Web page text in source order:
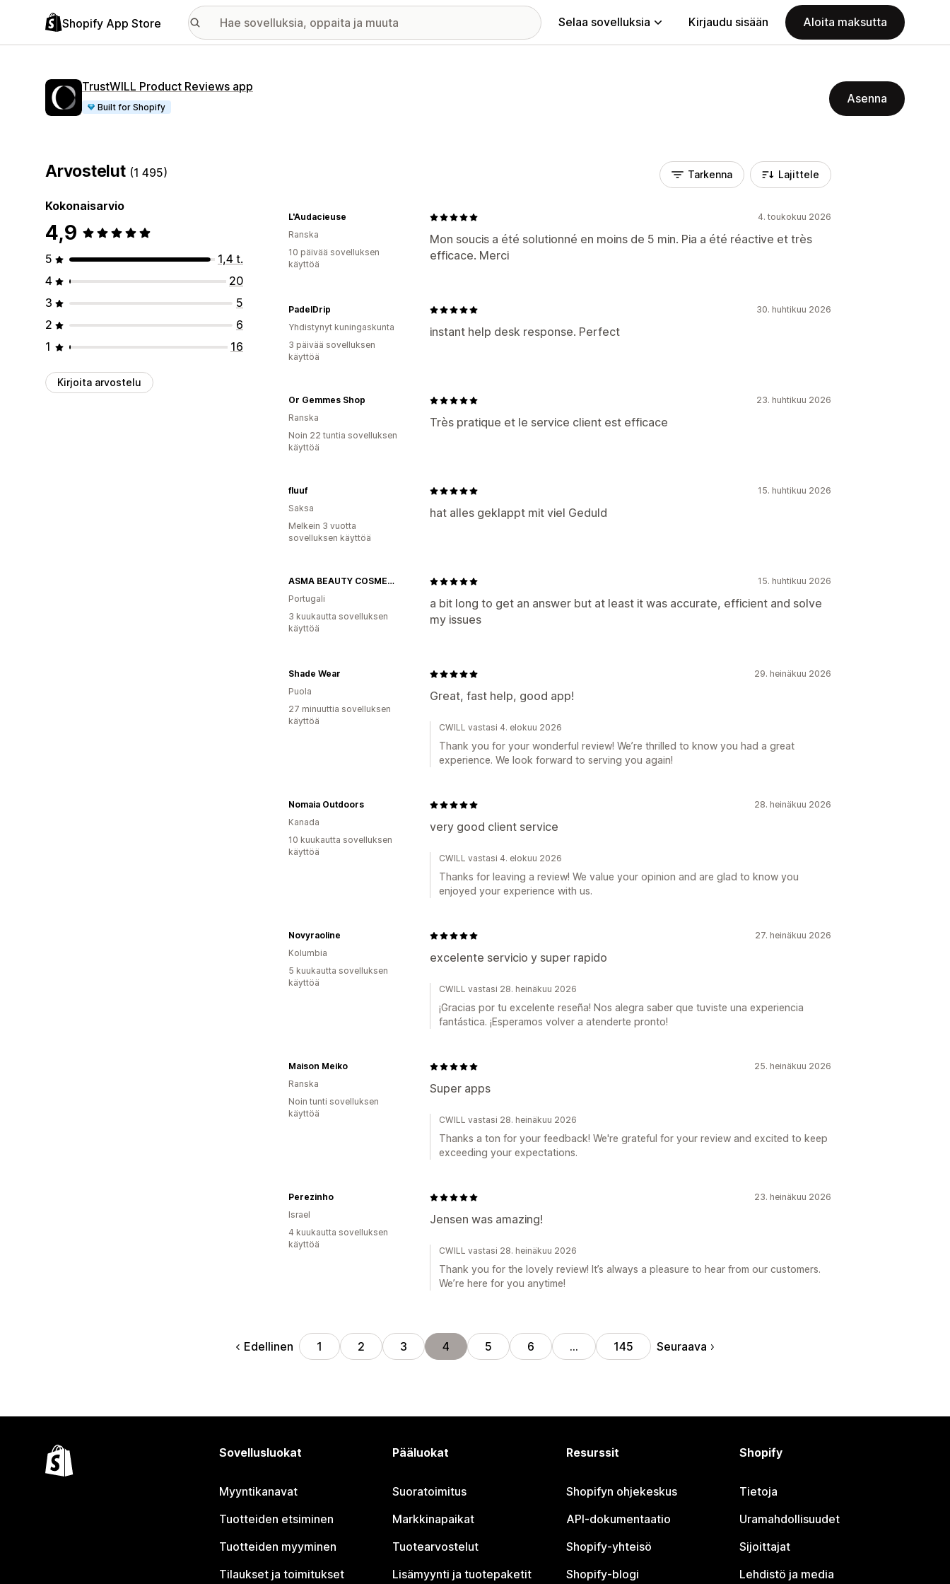
Shopify App Store Selaa sovelluksia Kirjaudu sisään Aloita maksutta
TrustWILL Product Reviews app
Built for Shopify
Asenna
Arvostelut (1 495)
Kokonaisarvio
4,9
5
1,4 t.
4
20
3
5
2
6
1
16
Kirjoita arvostelu
Tarkenna Lajittele
4. toukokuu 2026
Mon soucis a été solutionné en moins de 5 min. Pia a été réactive et très
efficace. Merci
L'Audacieuse
Ranska
10 päivää sovelluksen
käyttöä
30. huhtikuu 2026
instant help desk response. Perfect
PadelDrip
Yhdistynyt kuningaskunta
3 päivää sovelluksen
käyttöä
23. huhtikuu 2026
Très pratique et le service client est efficace
Or Gemmes Shop
Ranska
Noin 22 tuntia sovelluksen
käyttöä
15. huhtikuu 2026
hat alles geklappt mit viel Geduld
fluuf
Saksa
Melkein 3 vuotta
sovelluksen käyttöä
15. huhtikuu 2026
a bit long to get an answer but at least it was accurate, efficient and solve
my issues
ASMA BEAUTY COSMETICS
Portugali
3 kuukautta sovelluksen
käyttöä
29. heinäkuu 2026
Great, fast help, good app!
Shade Wear
Puola
27 minuuttia sovelluksen
käyttöä
CWILL vastasi 4. elokuu 2026
Thank you for your wonderful review! We’re thrilled to know you had a great
experience. We look forward to serving you again!
28. heinäkuu 2026
very good client service
Nomaia Outdoors
Kanada
10 kuukautta sovelluksen
käyttöä
CWILL vastasi 4. elokuu 2026
Thanks for leaving a review! We value your opinion and are glad to know you
enjoyed your experience with us.
27. heinäkuu 2026
excelente servicio y super rapido
Novyraoline
Kolumbia
5 kuukautta sovelluksen
käyttöä
CWILL vastasi 28. heinäkuu 2026
¡Gracias por tu excelente reseña! Nos alegra saber que tuviste una experiencia
fantástica. ¡Esperamos volver a atenderte pronto!
25. heinäkuu 2026
Super apps
Maison Meiko
Ranska
Noin tunti sovelluksen
käyttöä
CWILL vastasi 28. heinäkuu 2026
Thanks a ton for your feedback! We're grateful for your review and excited to keep
exceeding your expectations.
23. heinäkuu 2026
Jensen was amazing!
Perezinho
Israel
4 kuukautta sovelluksen
käyttöä
CWILL vastasi 28. heinäkuu 2026
Thank you for the lovely review! It’s always a pleasure to hear from our customers.
We’re here for you anytime!
Edellinen 1 2 3 4 5 6 … 145 Seuraava
Sovellusluokat
Myyntikanavat
Tuotteiden etsiminen
Tuotteiden myyminen
Tilaukset ja toimitukset
Pääluokat
Suoratoimitus
Markkinapaikat
Tuotearvostelut
Lisämyynti ja tuotepaketit
Resurssit
Shopifyn ohjekeskus
API-dokumentaatio
Shopify-yhteisö
Shopify-blogi
Shopify
Tietoja
Uramahdollisuudet
Sijoittajat
Lehdistö ja media